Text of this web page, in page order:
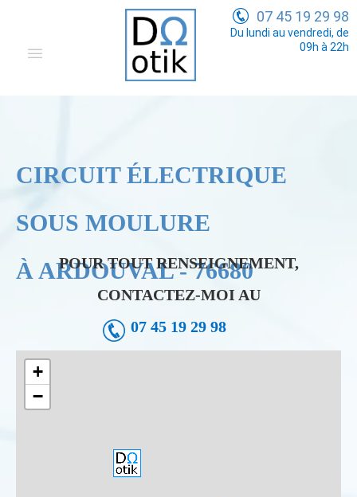
Communication
07 45 19 29 98
Du lundi au vendredi, de
09h à 22h
CIRCUIT ÉLECTRIQUE
SOUS MOULURE
À ARDOUVAL - 76680
POUR TOUT RENSEIGNEMENT,
CONTACTEZ-MOI AU
07 45 19 29 98
+
−